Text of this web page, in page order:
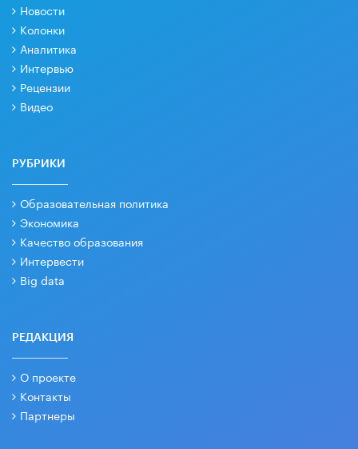
Новости
Колонки
Аналитика
Интервью
Рецензии
Видео
РУБРИКИ
Образовательная политика
Экономика
Качество образования
Интервести
Big data
РЕДАКЦИЯ
О проекте
Контакты
Партнеры